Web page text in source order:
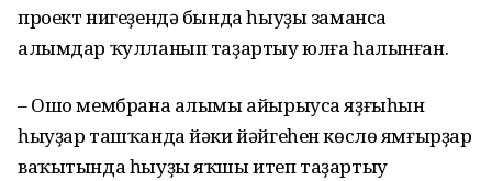
проект нигеҙендә бында һыуҙы заманса
алымдар ҡулланып таҙартыу юлға һалынған.
– Ошо мембрана алымы айырыуса яҙғыһын
һыуҙар ташҡанда йәки йәйгеһен көслө ямғырҙар
ваҡытында һыуҙы яҡшы итеп таҙартыу